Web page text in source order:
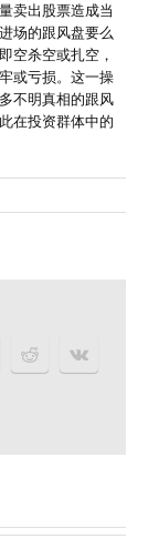
卖出股票造成当
场的跟风盘要么
空杀空或扎空，
或亏损。这一操
不明真相的跟风
在投资群体中的